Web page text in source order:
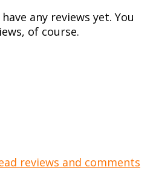
any reviews yet. You
of course.
reviews and comments